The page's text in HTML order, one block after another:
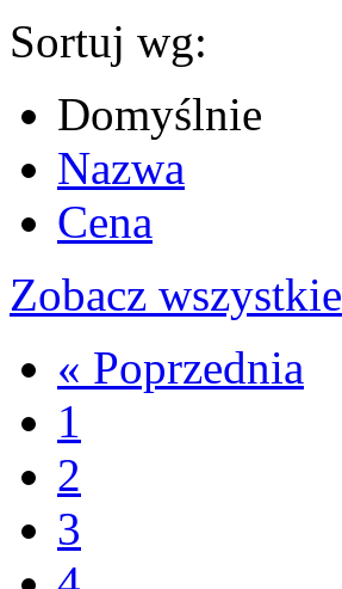
Sortuj wg:
Domyślnie
Nazwa
Cena
Zobacz wszystkie
« Poprzednia
1
2
3